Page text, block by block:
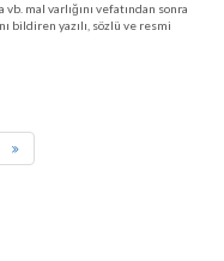
mal varlığını vefatından sonra
bildiren yazılı, sözlü ve resmi